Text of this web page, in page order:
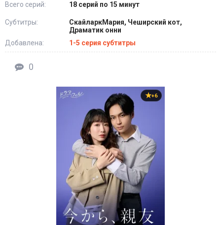
Всего серий:
18 серий по 15 минут
Субтитры:
СкайларкМария, Чеширский кот,
Драматик онни
Добавлена:
1-5 серия субтитры
0
+6